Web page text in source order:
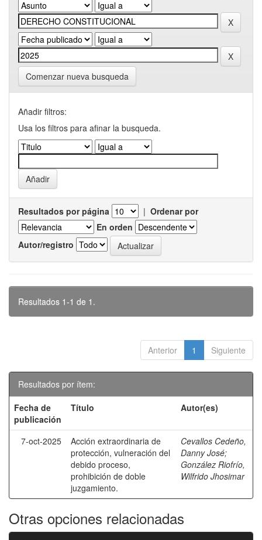
Comenzar nueva busqueda
Añadir filtros:
Usa los filtros para afinar la busqueda.
Resultados por página | Ordenar por
En orden
Autor/registro
Resultados 1-1 de 1.
Anterior 1 Siguiente
Resultados por ítem:
Fecha de
publicación
Título Autor(es)
7-oct-2025
Acción extraordinaria de
protección, vulneración del
debido proceso,
prohibición de doble
juzgamiento.
Cevallos Cedeño,
Danny José;
González Riofrío,
Wilfrido Jhosimar
Otras opciones relacionadas